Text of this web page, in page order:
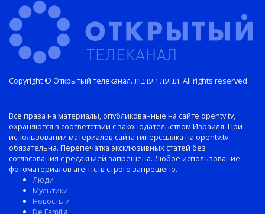
Copyright © Открытый телеканал. תנועת הערבות. All rights reserved.
Все права на материалы, опубликованные на сайте opentv.tv,
охраняются в соответствии с законодательством Израиля. При
использовании материалов сайта гиперссылка на opentv.tv
обязательна. Перепечатка эксклюзивных статей без
согласования с редакцией запрещена. Любое использование
фотоматериалов агентств строго запрещено.
Люди
Мультики
Новость и
De Familia